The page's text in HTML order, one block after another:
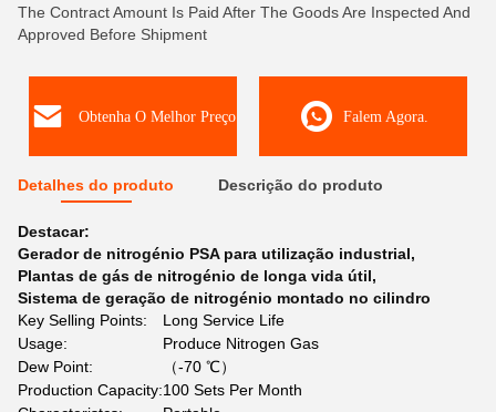
The Contract Amount Is Paid After The Goods Are Inspected And
Approved Before Shipment
Obtenha O Melhor Preço Falem Agora.
Detalhes do produto Descrição do produto
Destacar:
Gerador de nitrogénio PSA para utilização industrial,
Plantas de gás de nitrogénio de longa vida útil,
Sistema de geração de nitrogénio montado no cilindro
Key Selling Points:
Long Service Life
Usage:
Produce Nitrogen Gas
Dew Point:
（-70 ℃）
Production Capacity:100 Sets Per Month